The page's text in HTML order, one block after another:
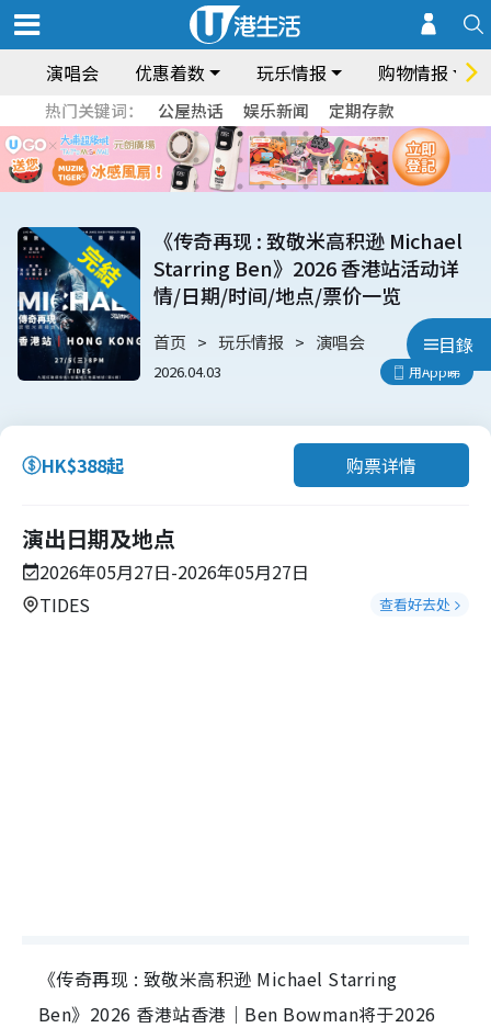
演唱会 优惠着数 玩乐情报 购物情报
热门关键词： 公屋热话 娱乐新闻 定期存款
目錄
《传奇再现 : 致敬米高积逊 Michael
Starring Ben》2026 香港站活动详
情/日期/时间/地点/票价一览
首页 玩乐情报 演唱会
2026.04.03 用App睇
HK$388起 购票详情
演出日期及地点
2026年05月27日-2026年05月27日
TIDES
查看好去处
《传奇再现 : 致敬米高积逊 Michael Starring
Ben》2026 香港站香港｜Ben Bowman将于2026